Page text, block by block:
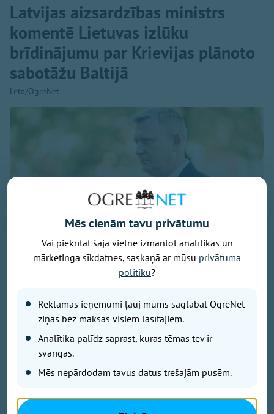
Latvijas aizsardzības ministrs
komentē Lietuvas izlūku
brīdinājumu par Krievijas plānoto
sabotāžu Baltijā
Leta/OgreNet
Foto: Armīns Janiks/Aizsardzības ministrija
uzbrukumus kritiskajai infrastruktūrai Baltijas valstīs,
izmantojot Ukrainas dronus, Latvijas aizsardzības
ministrs Raivis Melnis šodien Latvijas Radio
raidījumā "Krustpunktā" paziņoja, ka Latvijas
aizsardzības resors patlaban nav konstatējis pazīmes
iespējamiem uzbrukumiem konkrētiem Latvijas
Mēs cienām tavu privātumu
Vai piekrītat šajā vietnē izmantot analītikas un
mārketinga sīkdatnes, saskaņā ar mūsu privātuma
politiku?
Reklāmas ieņēmumi ļauj mums saglabāt OgreNet
ziņas bez maksas visiem lasītājiem.
Analītika palīdz saprast, kuras tēmas tev ir
svarīgas.
Mēs nepārdodam tavus datus trešajām pusēm.